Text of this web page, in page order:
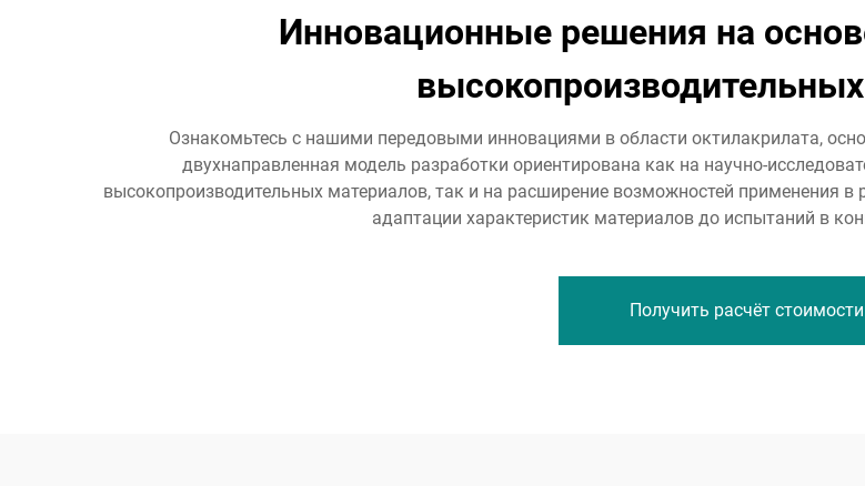
Инновационные решения на
Ознакомьтесь с нашими передовыми инновациями в области октилакрилата,
двухнаправленная модель разработки ориентирована как на научно-
высокопроизводительных материалов, так и на расширение возможностей применения
адаптации характеристик материалов до испытаний в
Получить расчёт стоимости